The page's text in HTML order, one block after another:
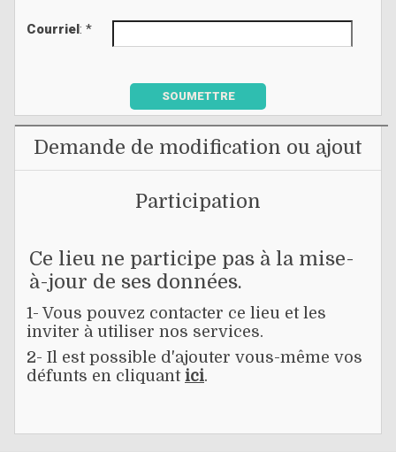
Courriel : *
SOUMETTRE
Demande de modification ou ajout
Participation
Ce lieu ne participe pas à la mise-
à-jour de ses données.
1- Vous pouvez contacter ce lieu et les
inviter à utiliser nos services.
2- Il est possible d'ajouter vous-même vos
défunts en cliquant ici.